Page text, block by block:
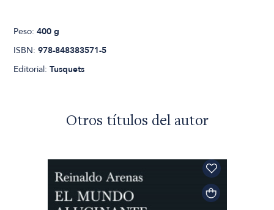
Peso:400 g
ISBN:978-848383571-5
Editorial:Tusquets
Otros títulos del autor